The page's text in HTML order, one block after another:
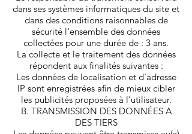
dans ses systèmes informatiques du site et
dans des conditions raisonnables de
sécurité l'ensemble des données
collectées pour une durée de : 3 ans.
La collecte et le traitement des données
répondent aux finalités suivantes :
Les données de localisation et d'adresse
IP sont enregistrées afin de mieux cibler
les publicités proposées à l'utilisateur.
B. TRANSMISSION DES DONNÉES A
DES TIERS